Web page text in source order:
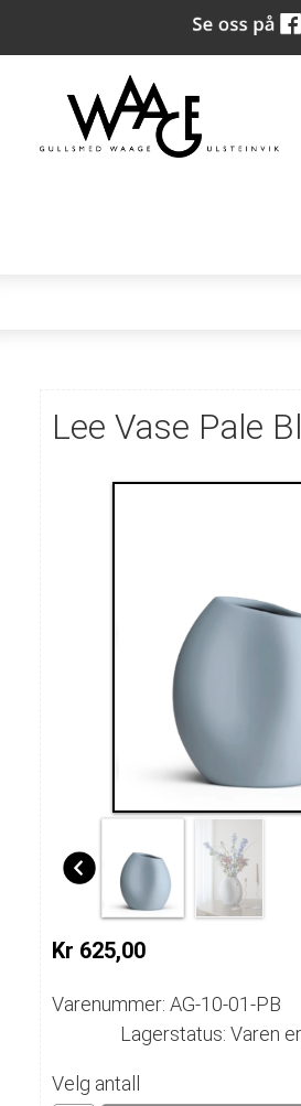
Lee Vase Pale
Kr 625,00
Varenummer: AG-10-01-PB
Lagerstatus: Varen
Velg antall